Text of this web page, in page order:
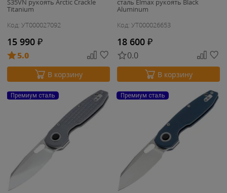
S35VN рукоять Arctic Crackle
Titanium
Код: УТ000027092
15 990 ₽
5.0
В корзину
сталь Elmax рукоять Black
Aluminum
Код: УТ000026653
18 600 ₽
0.0
В корзину
Премиум сталь Премиум сталь